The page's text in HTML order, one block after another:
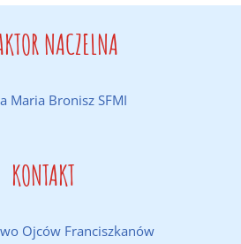
NACZELNA
Maria Bronisz SFMI
KONTAKT
Ojców Franciszkanów